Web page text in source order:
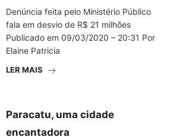
Denúncia feita pelo Ministério Público
fala em desvio de R$ 21 milhões
Publicado em 09/03/2020 – 20:31 Por
Elaine Patricia
LER MAIS
Paracatu, uma cidade
encantadora